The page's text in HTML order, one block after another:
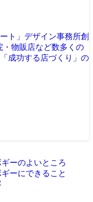
ト」 デザイン事務所創
物販店など数多くの
成功する店づくり」の
ーのよいところ
ーにできること